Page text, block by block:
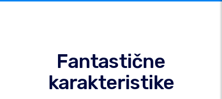
Fantastične
karakteristike